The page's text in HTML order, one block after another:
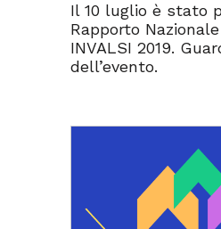
Il 10 luglio è stato
Rapporto
INVALSI 2019.
dell’evento.